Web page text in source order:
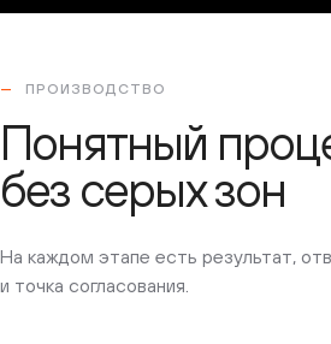
ПРОИЗВОДСТВО
Понятный
без серых зон
На каждом этапе есть результат,
и точка согласования.